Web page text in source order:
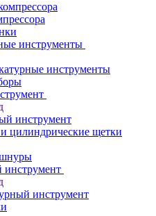
инструменты
инструменты
инструмент
цилиндрические щетки
инструмент